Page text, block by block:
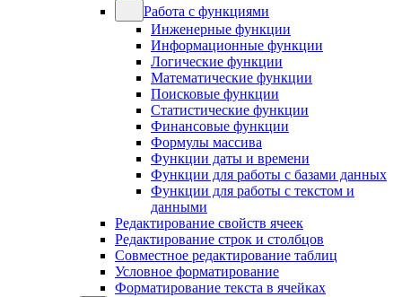
Работа с функциями
Инженерные функции
Информационные функции
Логические функции
Математические функции
Поисковые функции
Статистические функции
Финансовые функции
Формулы массива
Функции даты и времени
Функции для работы с базами данных
Функции для работы с текстом и
данными
Редактирование свойств ячеек
Редактирование строк и столбцов
Совместное редактирование таблиц
Условное форматирование
Форматирование текста в ячейках